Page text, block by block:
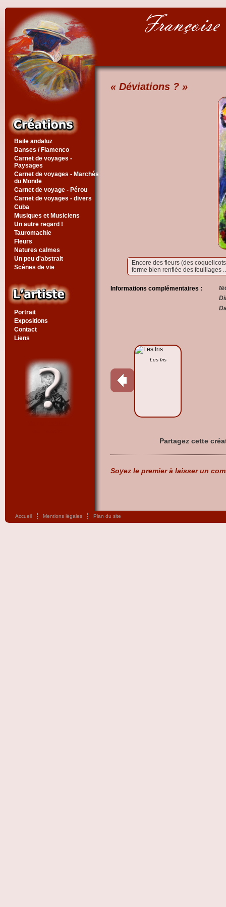
Baile andaluz
Danses / Flamenco
Carnet de voyages -
Paysages
Carnet de voyages - Marchés
du Monde
Carnet de voyage - Pérou
Carnet de voyages - divers
Cuba
Musiques et Musiciens
Un autre regard !
Tauromachie
Fleurs
Natures calmes
Un peu d'abstrait
Scènes de vie
Portrait
Expositions
Contact
Liens
« Déviations ? »
Encore des fleurs (des
forme bien renflée des feuillages
Informations complémentaires :
Les Iris
Partagez cette
Soyez le premier à laisser un
Accueil Mentions légales Plan du site